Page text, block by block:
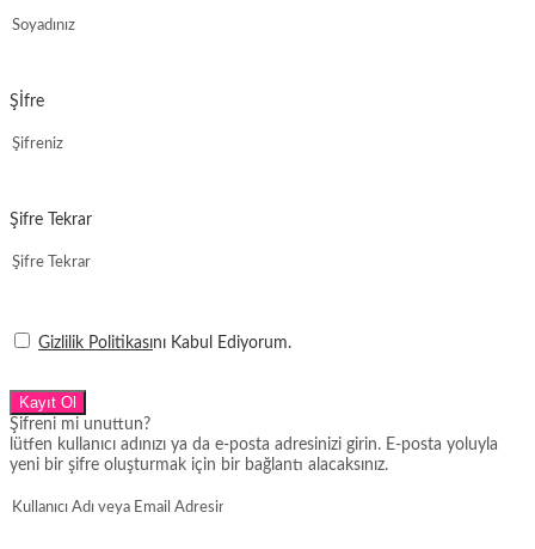
Şİfre
Şifre Tekrar
Gizlilik Politikasını Kabul Ediyorum.
Kayıt Ol
Şifreni mi unuttun?
lütfen kullanıcı adınızı ya da e-posta adresinizi girin. E-posta yoluyla
yeni bir şifre oluşturmak için bir bağlantı alacaksınız.